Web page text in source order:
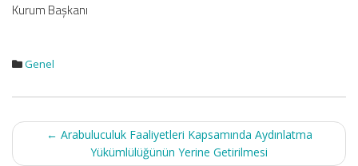
Kurum Başkanı
Genel
Post
navigation
← Arabuluculuk Faaliyetleri Kapsamında Aydınlatma
Yükümlülüğünün Yerine Getirilmesi